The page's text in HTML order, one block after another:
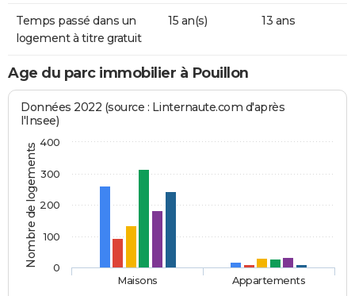
Temps passé dans un
logement à titre gratuit
15 an(s) 13 ans
Age du parc immobilier à Pouillon
Nombre de logements
Données 2022 (source : Linternaute.com d'après
l'Insee)
Maisons Appartements
0
100
200
300
400